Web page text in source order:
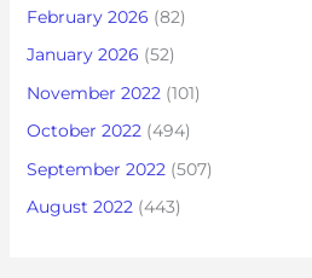
February 2026 (82)
January 2026 (52)
November 2022(101)
October 2022(494)
September 2022(507)
August 2022(443)